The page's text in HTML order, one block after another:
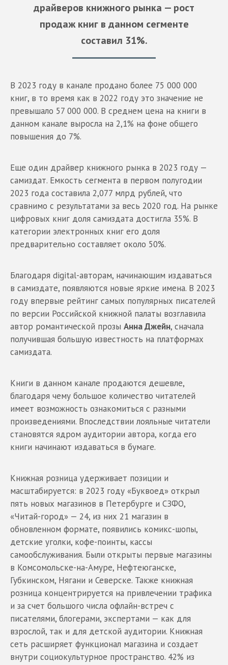
драйверов книжного рынка — рост
продаж книг в данном сегменте
составил 31%.
В 2023 году в канале продано более 75 000 000
книг, в то время как в 2022 году это значение не
превышало 57 000 000. В среднем цена на книги в
данном канале выросла на 2,1% на фоне общего
повышения до 7%.
Еще один драйвер книжного рынка в 2023 году —
самиздат. Емкость сегмента в первом полугодии
2023 года составила 2,077 млрд рублей, что
сравнимо с результатами за весь 2020 год. На рынке
цифровых книг доля самиздата достигла 35%. В
категории электронных книг его доля
предварительно составляет около 50%.
Благодаря digital-авторам, начинающим издаваться
в самиздате, появляются новые яркие имена. В 2023
году впервые рейтинг самых популярных писателей
по версии Российской книжной палаты возглавила
автор романтической прозы Анна Джейн, сначала
получившая большую известность на платформах
самиздата.
Книги в данном канале продаются дешевле,
благодаря чему большое количество читателей
имеет возможность ознакомиться с разными
произведениями. Впоследствии лояльные читатели
становятся ядром аудитории автора, когда его
книги начинают издаваться в бумаге.
Книжная розница удерживает позиции и
масштабируется: в 2023 году «Буквоед» открыл
пять новых магазинов в Петербурге и СЗФО,
«Читай-город» — 24, из них 21 магазин в
обновленном формате, появились комикс-шопы,
детские уголки, кофе-поинты, кассы
самообслуживания. Были открыты первые магазины
в Комсомольске-на-Амуре, Нефтеюганске,
Губкинском, Нягани и Северске. Также книжная
розница концентрируется на привлечении трафика
и за счет большого числа офлайн-встреч с
писателями, блогерами, экспертами — как для
взрослой, так и для детской аудитории. Книжная
сеть расширяет функционал магазина и создает
внутри социокультурное пространство. 42% из